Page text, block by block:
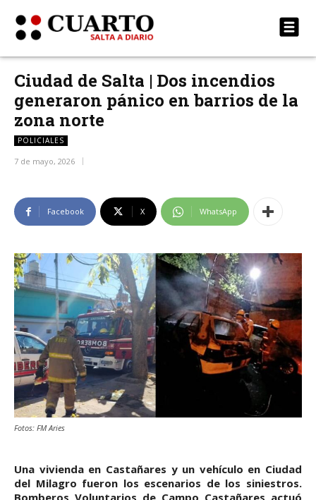
Ciudad de Salta | Dos incendios
generaron pánico en barrios de la
zona norte
POLICIALES
7 de mayo, 2026
Facebook X WhatsApp
Fotos: FM Aries
Una vivienda en Castañares y un vehículo en Ciudad
del Milagro fueron los escenarios de los siniestros.